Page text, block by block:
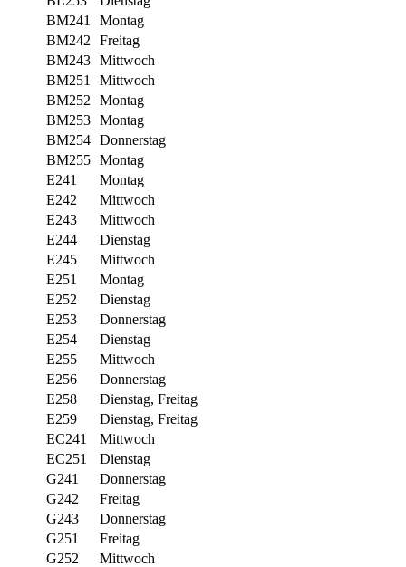
BM241
Montag
BM242
Freitag
BM243 Mittwoch
BM251
Mittwoch
BM252
Montag
BM253 Montag
BM254 Donnerstag
BM255 Montag
E241
Montag
E242
Mittwoch
E243
Mittwoch
E244
Dienstag
E245
Mittwoch
E251
Montag
E252
Dienstag
E253
Donnerstag
E254
Dienstag
E255
Mittwoch
E256
Donnerstag
E258
Dienstag, Freitag
E259
Dienstag, Freitag
EC241
Mittwoch
EC251
Dienstag
G241
Donnerstag
G242
Freitag
G243
Donnerstag
G251
Freitag
G252
Mittwoch